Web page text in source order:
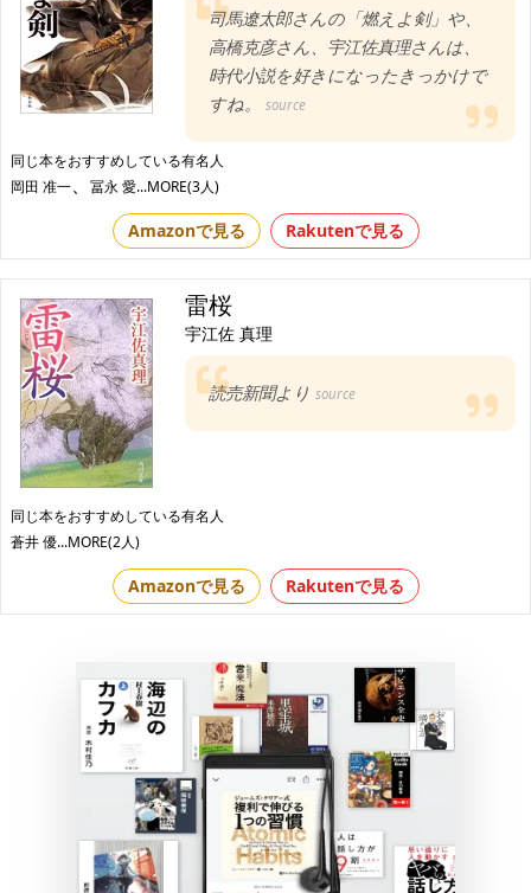
司馬遼太郎さんの「燃えよ剣」や、
高橋克彦さん、宇江佐真理さんは、
時代小説を好きになったきっかけで
すね。source
同じ本をおすすめしている有名人
岡田 准一、 冨永 愛...MORE(3人)
Amazonで見る Rakutenで見る
雷桜
宇江佐 真理
読売新聞よりsource
同じ本をおすすめしている有名人
蒼井 優...MORE(2人)
Amazonで見る Rakutenで見る